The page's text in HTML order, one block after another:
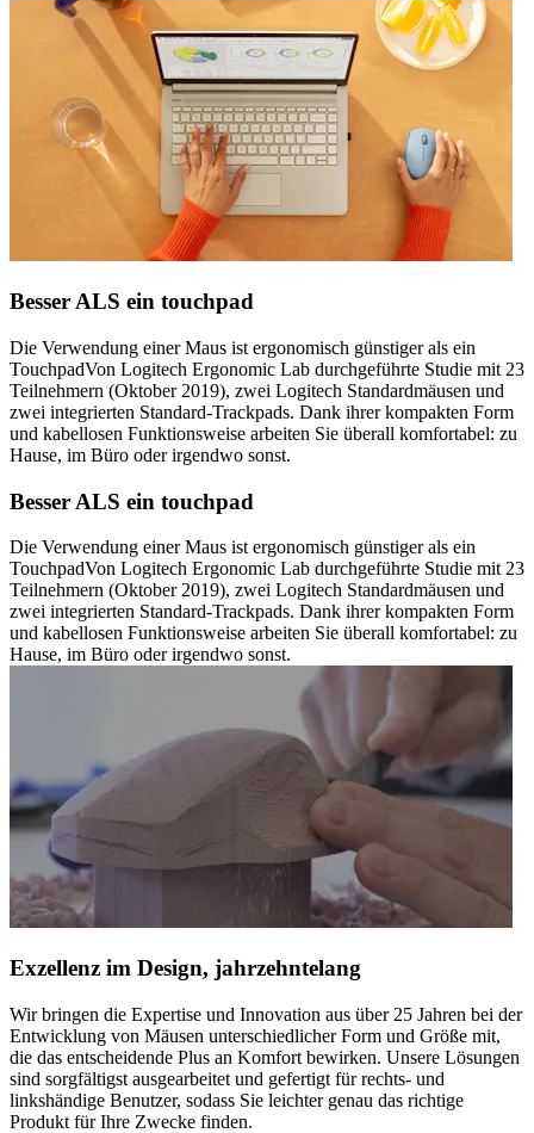
Besser ALS ein touchpad
Die Verwendung einer Maus ist ergonomisch günstiger als ein
TouchpadVon Logitech Ergonomic Lab durchgeführte Studie mit 23
Teilnehmern (Oktober 2019), zwei Logitech Standardmäusen und
zwei integrierten Standard-Trackpads. Dank ihrer kompakten Form
und kabellosen Funktionsweise arbeiten Sie überall komfortabel: zu
Hause, im Büro oder irgendwo sonst.
Besser ALS ein touchpad
Die Verwendung einer Maus ist ergonomisch günstiger als ein
TouchpadVon Logitech Ergonomic Lab durchgeführte Studie mit 23
Teilnehmern (Oktober 2019), zwei Logitech Standardmäusen und
zwei integrierten Standard-Trackpads. Dank ihrer kompakten Form
und kabellosen Funktionsweise arbeiten Sie überall komfortabel: zu
Hause, im Büro oder irgendwo sonst.
Exzellenz im Design, jahrzehntelang
Wir bringen die Expertise und Innovation aus über 25 Jahren bei der
Entwicklung von Mäusen unterschiedlicher Form und Größe mit,
die das entscheidende Plus an Komfort bewirken. Unsere Lösungen
sind sorgfältigst ausgearbeitet und gefertigt für rechts- und
linkshändige Benutzer, sodass Sie leichter genau das richtige
Produkt für Ihre Zwecke finden.